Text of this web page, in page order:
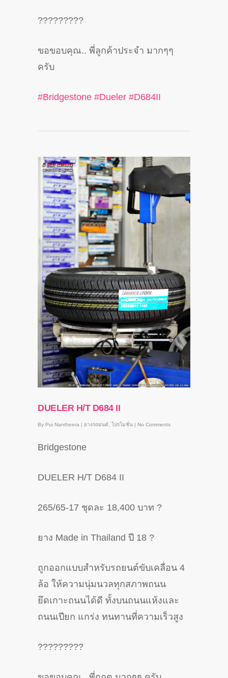
?????????
ขอขอบคุณ.. พี่ลูกค้าประจำ มากๆๆ
ครับ
#Bridgestone #Dueler #D684II
DUELER H/T D684 II
By Pui Nantheera | ยางรถยนต์ โปรโมชั่น | No Comments
Bridgestone
DUELER H/T D684 II
265/65-17 ชุดละ 18,400 บาท ?
ยาง Made in Thailand ปี 18 ?
ถูกออกแบบสำหรับรถยนต์ขับเคลื่อน 4
ล้อ ให้ความนุ่มนวลทุกสภาพถนน
ยึดเกาะถนนได้ดี ทั้งบนถนนแห้งและ
ถนนเปียก แกร่ง ทนทานที่ความเร็วสูง
?????????